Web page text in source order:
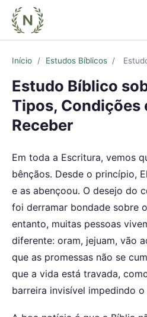
Início / Estudos Bíblicos /
Estudo Bíblico
Tipos, Condições
Receber
Em toda a Escritura, vemos
bênçãos. Desde o princípio,
e as abençoou. O desejo do
foi derramar bondade sobre
entanto, muitas pessoas
diferente: oram, jejuam, vão
que as promessas não se
que a vida está travada,
barreira invisível impedindo